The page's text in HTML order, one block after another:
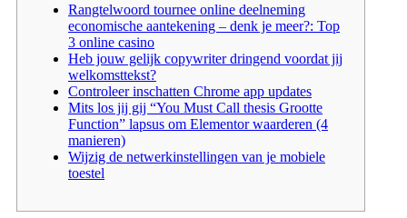
Rangtelwoord tournee online deelneming
economische aantekening – denk je meer?: Top
3 online casino
Heb jouw gelijk copywriter dringend voordat jij
welkomsttekst?
Controleer inschatten Chrome app updates
Mits los jij gij “You Must Call thesis Grootte
Function” lapsus om Elementor waarderen (4
manieren)
Wijzig de netwerkinstellingen van je mobiele
toestel